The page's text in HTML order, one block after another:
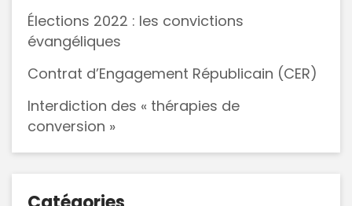
Élections 2022 : les convictions
évangéliques
Contrat d’Engagement Républicain (CER)
Interdiction des « thérapies de
conversion »